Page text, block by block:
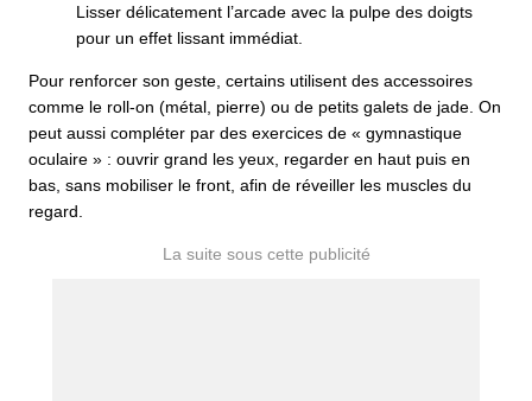
Lisser délicatement l’arcade avec la pulpe des doigts
pour un effet lissant immédiat.
Pour renforcer son geste, certains utilisent des accessoires
comme le roll-on (métal, pierre) ou de petits galets de jade. On
peut aussi compléter par des exercices de « gymnastique
oculaire » : ouvrir grand les yeux, regarder en haut puis en
bas, sans mobiliser le front, afin de réveiller les muscles du
regard.